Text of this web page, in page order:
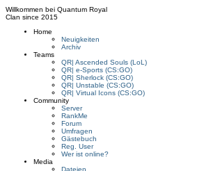
Willkommen bei Quantum Royal
Clan since 2015
Home
Neuigkeiten
Archiv
Teams
QR| Ascended Souls (LoL)
QR| e-Sports (CS:GO)
QR| Sherlock (CS:GO)
QR| Unstable (CS:GO)
QR| Virtual Icons (CS:GO)
Community
Server
RankMe
Forum
Umfragen
Gästebuch
Reg. User
Wer ist online?
Media
Dateien